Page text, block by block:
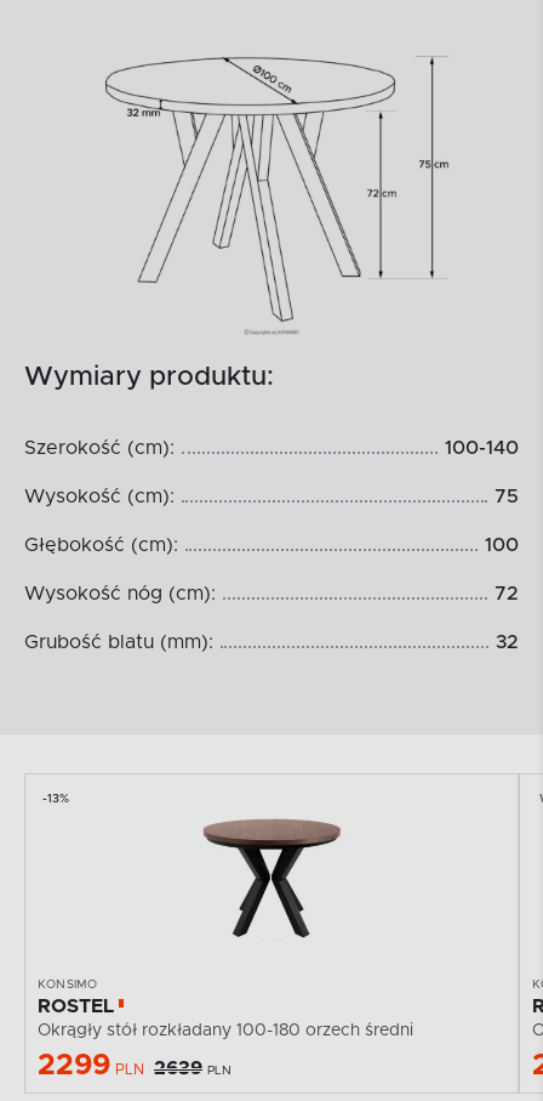
Wymiary produktu:
Szerokość (cm): 100-140
Wysokość (cm): 75
Głębokość (cm): 100
Wysokość nóg (cm): 72
Grubość blatu (mm): 32
-13%
KONSIMO
ROSTEL
Okrągły stół rozkładany 100-180 orzech średni
2299 PLN 2639 PLN